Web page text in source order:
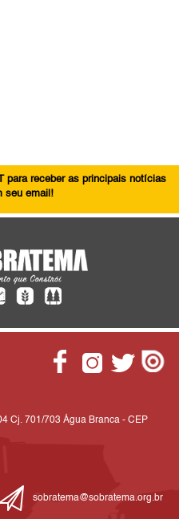
para receber as principais notícias
seu email!
Cj. 701/703 Água Branca - CEP
sobratema@sobratema.org.br